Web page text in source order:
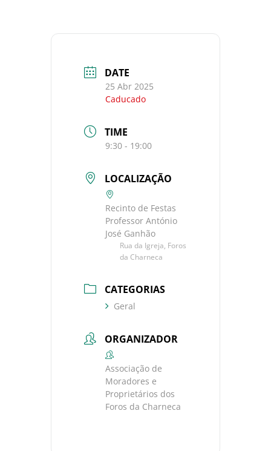
DATE
25 Abr 2025
Caducado
TIME
9:30 - 19:00
LOCALIZAÇÃO
Recinto de Festas
Professor António
José Ganhão
Rua da Igreja, Foros
da Charneca
CATEGORIAS
Geral
ORGANIZADOR
Associação de
Moradores e
Proprietários dos
Foros da Charneca